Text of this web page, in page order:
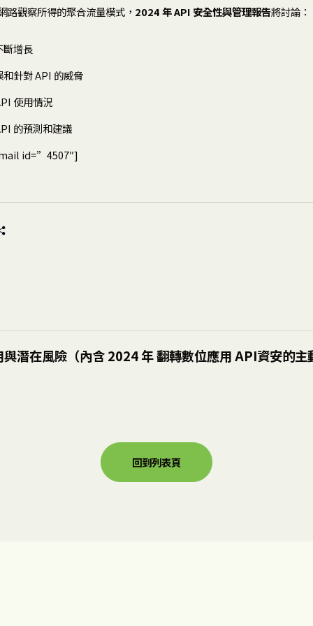
觀察所得的聚合流量模式， 2024 年 API 安全性與管理報告將討論：
斷增長
針對 API 的威脅
使用情況
的預測和建議
id=”4507″]
潛在風險（內含 2024 年翻轉數位應用 API資安的主
回到列表頁